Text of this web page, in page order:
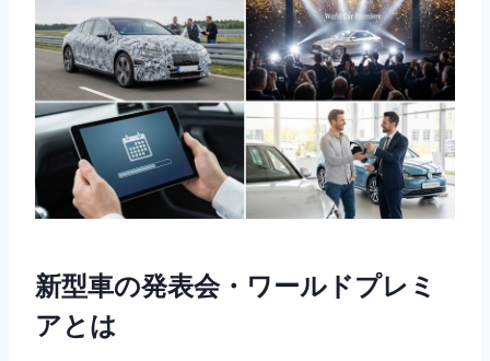
新型車の発表会・ワールドプレミ
アとは